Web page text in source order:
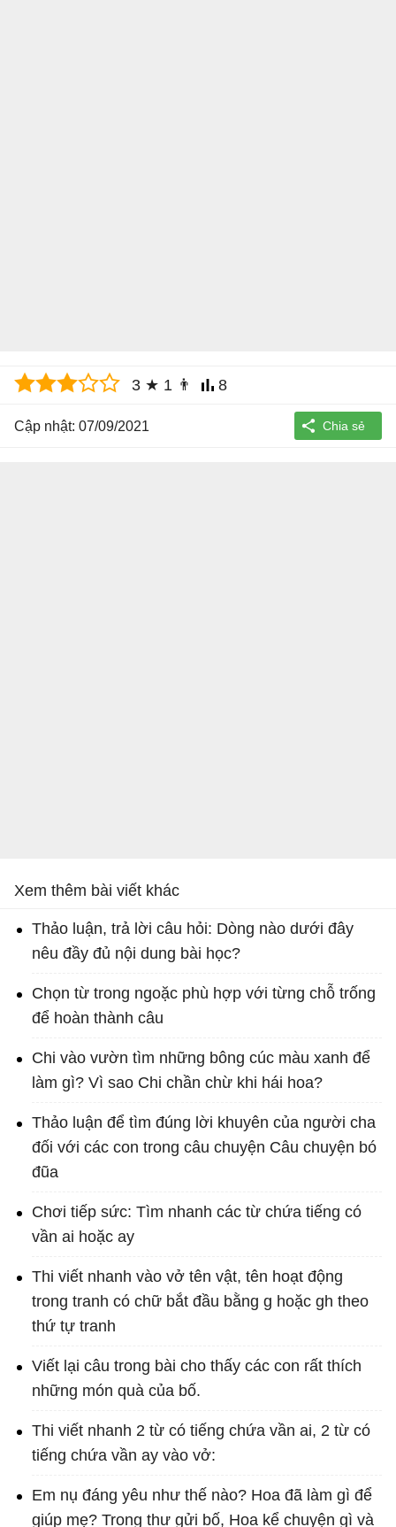
3 ★ 1 👨 8
Cập nhật: 07/09/2021
Xem thêm bài viết khác
Thảo luận, trả lời câu hỏi: Dòng nào dưới đây
nêu đầy đủ nội dung bài học?
Chọn từ trong ngoặc phù hợp với từng chỗ trống
để hoàn thành câu
Chi vào vườn tìm những bông cúc màu xanh để
làm gì? Vì sao Chi chần chừ khi hái hoa?
Thảo luận để tìm đúng lời khuyên của người cha
đối với các con trong câu chuyện Câu chuyện bó
đũa
Chơi tiếp sức: Tìm nhanh các từ chứa tiếng có
vần ai hoặc ay
Thi viết nhanh vào vở tên vật, tên hoạt động
trong tranh có chữ bắt đầu bằng g hoặc gh theo
thứ tự tranh
Viết lại câu trong bài cho thấy các con rất thích
những món quà của bố.
Thi viết nhanh 2 từ có tiếng chứa vần ai, 2 từ có
tiếng chứa vần ay vào vở:
Em nụ đáng yêu như thế nào? Hoa đã làm gì để
giúp mẹ? Trong thư gửi bố, Hoa kể chuyện gì và